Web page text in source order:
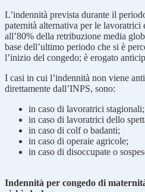
L’indennità prevista durante il
paternità alternativa per le
all’80% della retribuzione media
base dell’ultimo periodo che si è
l’inizio del congedo; è erogato
I casi in cui l’indennità non viene
direttamente dall’INPS, sono:
in caso di lavoratrici stagionali;
in caso di lavoratrici dello
in caso di colf o badanti;
in caso di operaie agricole;
in caso di disoccupate o
Indennità per congedo di